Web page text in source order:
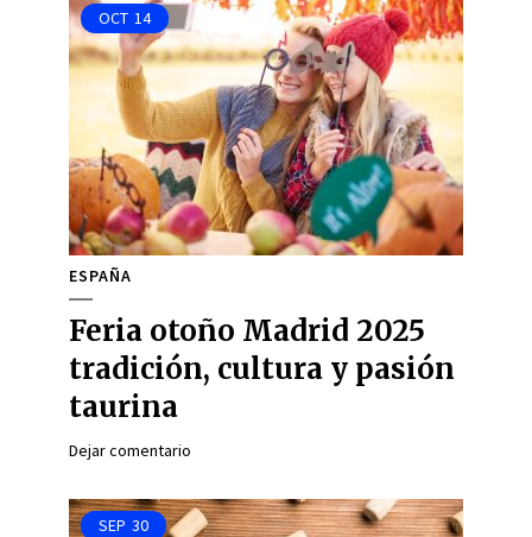
OCT 14
ESPAÑA
Feria otoño Madrid 2025
tradición, cultura y pasión
taurina
Dejar comentario
SEP 30